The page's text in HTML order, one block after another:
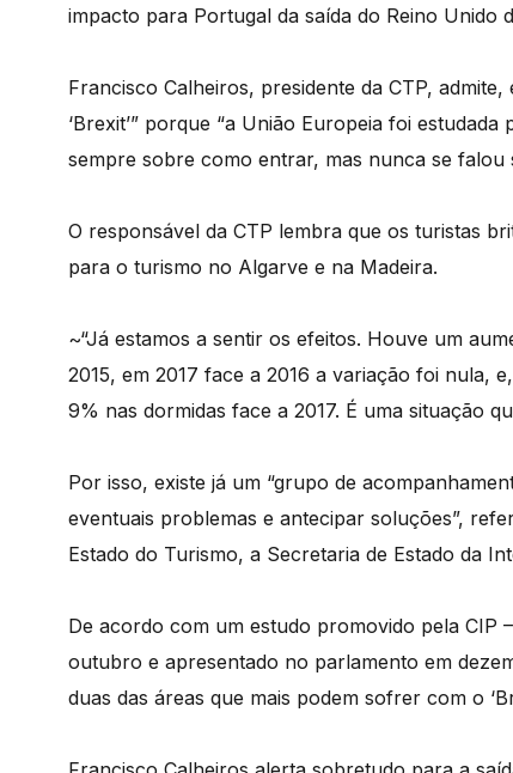
impacto para Portugal da saída do Reino Unido
Francisco Calheiros, presidente da CTP,
‘Brexit’” porque “a União Europeia foi
sempre sobre como entrar, mas nunca se falou
O responsável da CTP lembra que os turistas
para o turismo no Algarve e na Madeira.
~“Já estamos a sentir os efeitos. Houve um
2015, em 2017 face a 2016 a variação foi nula,
9% nas dormidas face a 2017. É uma situação
Por isso, existe já um “grupo de
eventuais problemas e antecipar soluções”,
Estado do Turismo, a Secretaria de Estado da
De acordo com um estudo promovido pela CIP
outubro e apresentado no parlamento em
duas das áreas que mais podem sofrer com o